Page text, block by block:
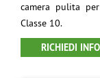
camera pulita
Classe 10.
RICHIEDI